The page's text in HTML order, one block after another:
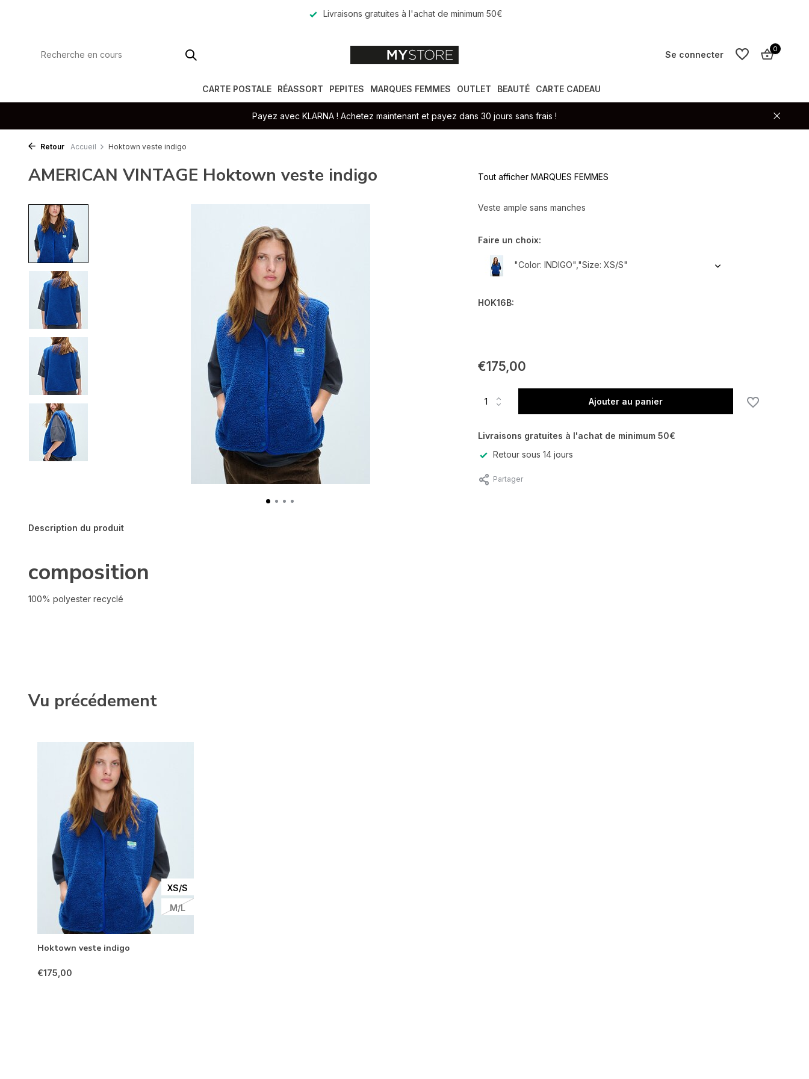
Livraisons gratuites à l'achat de minimum 50€
Se connecter
0
CARTE POSTALE RÉASSORT PEPITES MARQUES FEMMES OUTLET BEAUTÉ CARTE CADEAU
Payez avec KLARNA ! Achetez maintenant et payez dans 30 jours sans frais !
Retour Accueil Hoktown veste indigo
AMERICAN VINTAGE Hoktown veste indigo
Description du produit
composition
100% polyester recyclé
Tout afficher MARQUES FEMMES
Veste ample sans manches
Faire un choix:
"Color: INDIGO","Size: XS/S"
HOK16B:
€175,00
Ajouter au panier
Livraisons gratuites à l'achat de minimum 50€
Retour sous 14 jours
Partager
Vu précédement
XS/S
M/L
Hoktown veste indigo
€175,00